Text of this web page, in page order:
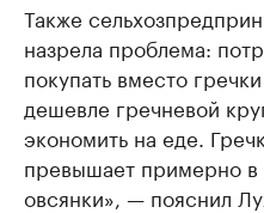
Также
назрела проблема:
покупать вместо
дешевле гречневой
экономить на еде.
превышает примерно в
овсянки», — пояснил